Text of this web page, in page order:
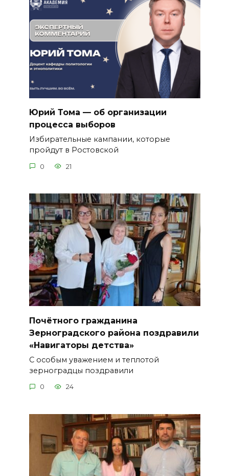
Юрий Тома — об организации
процесса выборов
Избирательные кампании, которые
пройдут в Ростовской
0 21
Почётного гражданина
Зерноградского района поздравили
«Навигаторы детства»
С особым уважением и теплотой
зерноградцы поздравили
0 24